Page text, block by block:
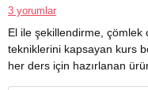
3 yorumlar
El ile şekillendirme, çömlek
tekniklerini kapsayan kurs
her ders için hazırlanan